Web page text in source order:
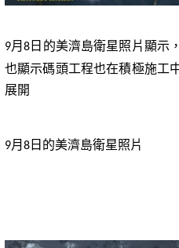
9月8日的美濟島衛星照片顯示
也顯示碼頭工程也在積極施工
展開
9月8日的美濟島衛星照片